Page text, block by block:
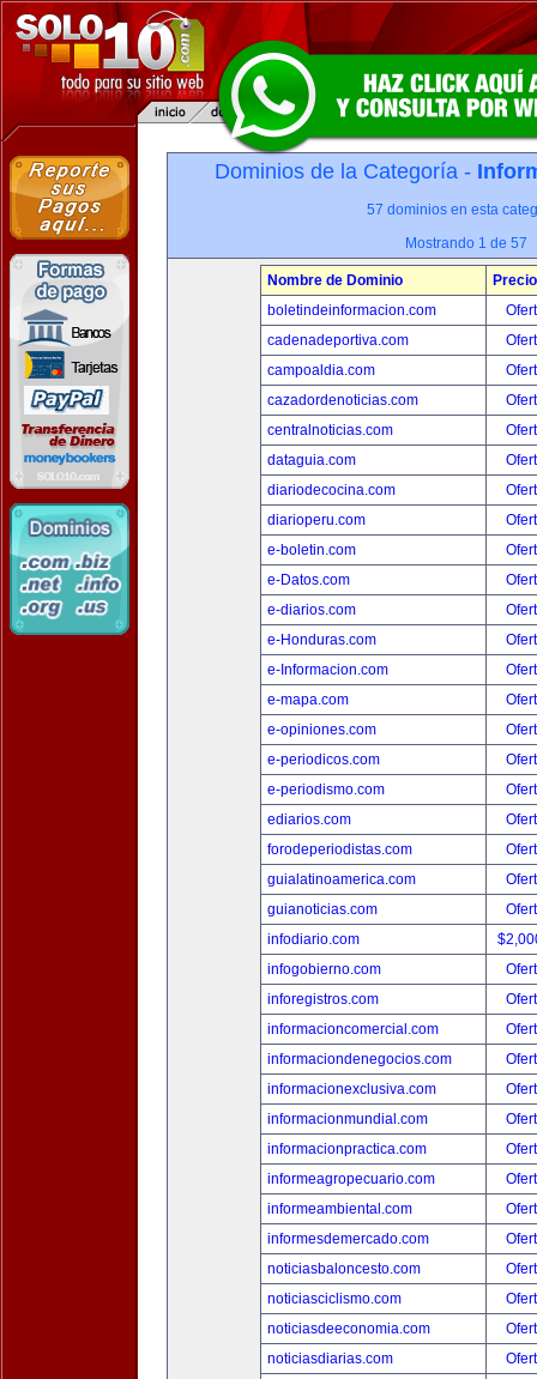
Dominios de la Categoría -
57 dominios en esta
Mostrando 1 de 57
Nombre de Dominio
Precio
boletindeinformacion.com
cadenadeportiva.com
campoaldia.com
cazadordenoticias.com
centralnoticias.com
dataguia.com
diariodecocina.com
diarioperu.com
e-boletin.com
e-Datos.com
e-diarios.com
e-Honduras.com
e-Informacion.com
e-mapa.com
e-opiniones.com
e-periodicos.com
e-periodismo.com
ediarios.com
forodeperiodistas.com
guialatinoamerica.com
guianoticias.com
infodiario.com
infogobierno.com
inforegistros.com
informacioncomercial.com
informaciondenegocios.com
informacionexclusiva.com
informacionmundial.com
informacionpractica.com
informeagropecuario.com
informeambiental.com
informesdemercado.com
noticiasbaloncesto.com
noticiasciclismo.com
noticiasdeeconomia.com
noticiasdiarias.com